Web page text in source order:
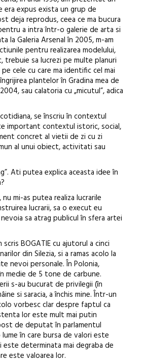
era expus exista un grup de
deja reprodus, ceea ce ma bucura
a intra într-o galerie de arta si
Galeria Arsenal în 2005, m-am
pentru realizarea modelului,
sa lucrezi pe multe planuri
cele cu care ma identific cel mai
plantelor în Gradina mea de
sau calatoria cu „micutul”, adica
se înscriu în contextul
important contextul istoric, social,
concret al vietii de zi cu zi
al unui obiect, activitati sau
Ati putea explica aceasta idee în
mi-as putea realiza lucrarile
lucrarii, sa o execut eu
sa atrag publicul în sfera artei
BOGATIE cu ajutorul a cinci
din Silezia, si a ramas acolo la
nevoi personale. În Polonia,
medie de 5 tone de carbune.
s-au bucurat de privilegii (în
si saracia, a închis mine. Într-un
vorbesc clar despre faptul ca
lor este mult mai putin
de deputat în parlamentul
în care bursa de valori este
determinata mai degraba de
este valoarea lor.